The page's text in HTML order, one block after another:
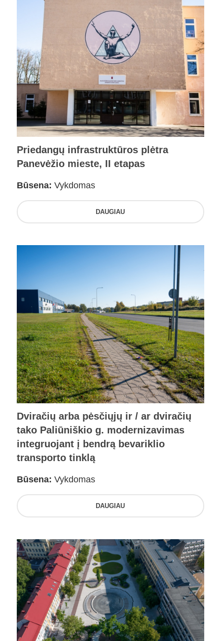
Priedangų infrastruktūros plėtra
Panevėžio mieste, II etapas
Būsena: Vykdomas
DAUGIAU
Dviračių arba pėsčiųjų ir / ar dviračių
tako Paliūniškio g. modernizavimas
integruojant į bendrą bevariklio
transporto tinklą
Būsena: Vykdomas
DAUGIAU